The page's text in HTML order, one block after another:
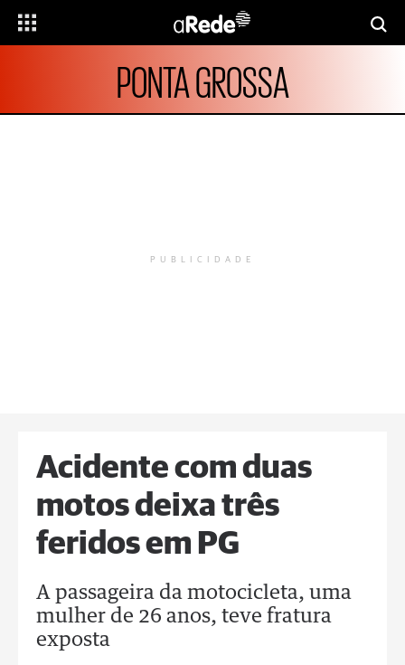
PONTA GROSSA
PUBLICIDADE
Acidente com duas
motos deixa três
feridos em PG
A passageira da motocicleta, uma
mulher de 26 anos, teve fratura
exposta